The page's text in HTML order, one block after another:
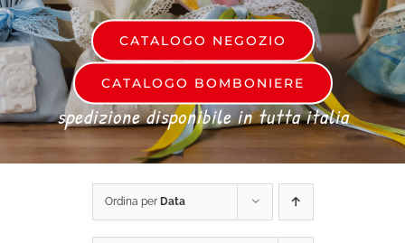
DONA ORA
CARRELLO
CATALOGO NEGOZIO
CATALOGO BOMBONIERE
spedizione disponibile in tutta italia
Ordina per Data